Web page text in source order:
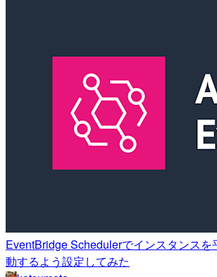
EventBridge Schedulerでインスタンスを
動するよう設定してみた